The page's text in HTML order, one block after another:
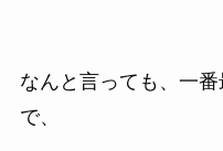
なんと言っても、一
で、